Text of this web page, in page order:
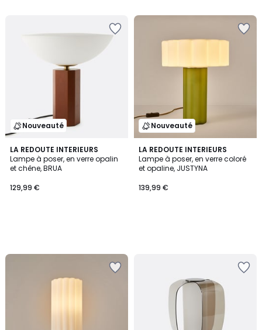
Nouveauté
LA REDOUTE INTERIEURS
Lampe à poser, en verre opalin
et chêne, BRUA
129,99 €
Nouveauté
LA REDOUTE INTERIEURS
Lampe à poser, en verre coloré
et opaline, JUSTYNA
139,99 €